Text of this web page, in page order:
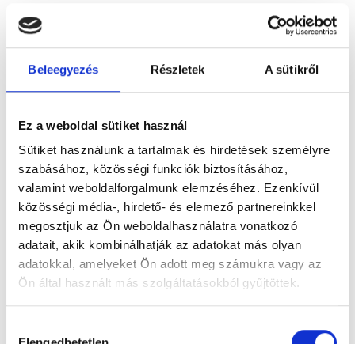
Beleegyezés Részletek A sütikről
Ez a weboldal sütiket használ
Sütiket használunk a tartalmak és hirdetések személyre
szabásához, közösségi funkciók biztosításához,
valamint weboldalforgalmunk elemzéséhez. Ezenkívül
közösségi média-, hirdető- és elemező partnereinkkel
megosztjuk az Ön weboldalhasználatra vonatkozó
adatait, akik kombinálhatják az adatokat más olyan
adatokkal, amelyeket Ön adott meg számukra vagy az
Ön által használt más szolgáltatásokból gyűjtöttek.
szabályzat:https://foglaljorvost.hu/info/foglaljorvost-
7624 Pécs, Szigeti u. 64.
Foglalj időpontot megbízható
Válassz szakterületet